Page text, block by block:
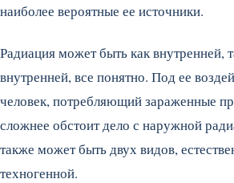
наиболее вероятные ее источники.
Радиация может быть как внутренней,
внутренней, все понятно. Под ее
человек, потребляющий зараженные
сложнее обстоит дело с наружной
также может быть двух видов,
техногенной.